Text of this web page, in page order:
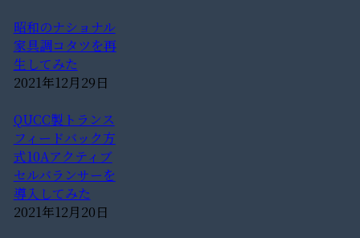
昭和のナショナル
家具調コタツを再
生してみた
2021年12月29日
QUCC製トランス
フィードバック方
式10Aアクティブ
セルバランサーを
導入してみた
2021年12月20日